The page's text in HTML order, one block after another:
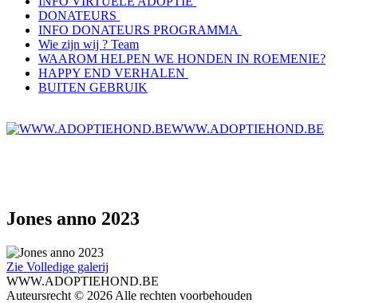
DONATEURS
INFO DONATEURS PROGRAMMA
Wie zijn wij ? Team
WAAROM HELPEN WE HONDEN IN ROEMENIE?
HAPPY END VERHALEN
BUITEN GEBRUIK
WWW.ADOPTIEHOND.BE
Jones anno 2023
Zie Volledige galerij
WWW.ADOPTIEHOND.BE
Auteursrecht © 2026 Alle rechten voorbehouden